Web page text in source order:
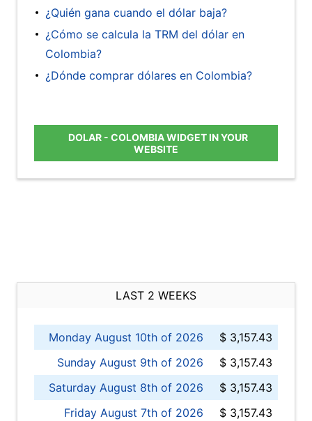
¿Quién gana cuando el dólar baja?
¿Cómo se calcula la TRM del dólar en
Colombia?
¿Dónde comprar dólares en Colombia?
DOLAR - COLOMBIA WIDGET IN YOUR
WEBSITE
LAST 2 WEEKS
Monday August 10th of 2026
$ 3,157.43
Sunday August 9th of 2026
$ 3,157.43
Saturday August 8th of 2026
$ 3,157.43
Friday August 7th of 2026
$ 3,157.43